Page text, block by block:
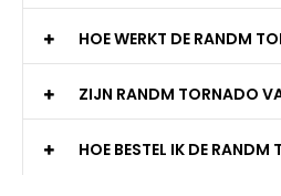
HOE WERKT DE RANDM
ZIJN RANDM TORNADO
HOE BESTEL IK DE RANDM